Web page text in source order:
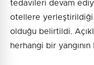
tedavileri devam
otellere yerleştirildiği
olduğu belirtildi.
herhangi bir